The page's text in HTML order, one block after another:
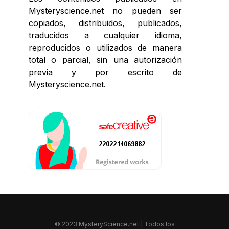
Mysteryscience.net no pueden ser
copiados, distribuidos, publicados,
traducidos a cualquier idioma,
reproducidos o utilizados de manera
total o parcial, sin una autorización
previa y por escrito de
Mysteryscience.net.
© 2023 MysteryScience.net | Todos los